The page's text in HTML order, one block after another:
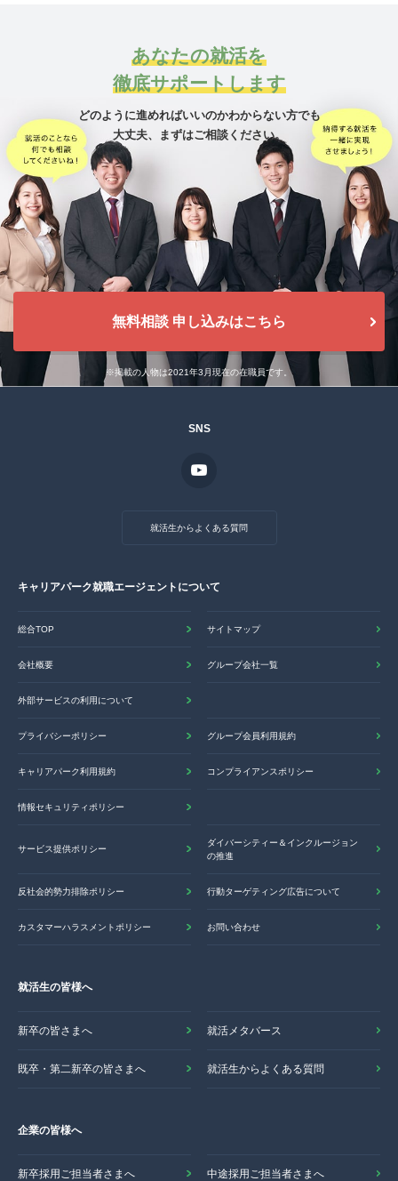
あなたの就活を
徹底サポートします
どのように進めればいいのかわからない方でも
大丈夫、
まずはご相談ください。
無料相談 申し込みはこちら
※掲載の人物は2021年3月現在の在職員です。
SNS
就活生からよくある質問
キャリアパーク就職エージェントについて
総合TOP サイトマップ
会社概要 グループ会社一覧
外部サービスの利用について
プライバシーポリシー グループ会員利用規約
キャリアパーク利用規約 コンプライアンスポリシー
情報セキュリティポリシー
サービス提供ポリシー
ダイバーシティー＆インクルージョン
の推進
反社会的勢力排除ポリシー 行動ターゲティング広告について
カスタマーハラスメントポリシー お問い合わせ
就活生の皆様へ
新卒の皆さまへ 就活メタバース
既卒・第二新卒の皆さまへ 就活生からよくある質問
企業の皆様へ
新卒採用ご担当者さまへ 中途採用ご担当者さまへ